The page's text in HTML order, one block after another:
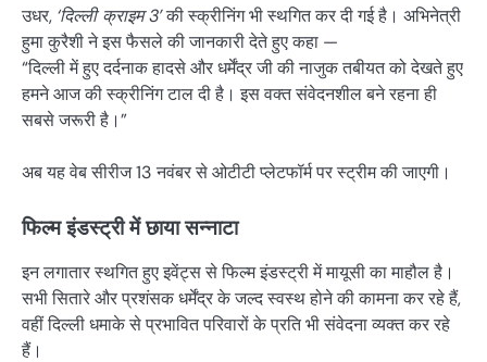
उधर, ‘दिल्ली क्राइम 3’की स्क्रीनिंग भी स्थगित कर दी गई है। अभिनेत्री
हुमा कुरैशी ने इस फैसले की जानकारी देते हुए कहा —
“दिल्ली में हुए दर्दनाक हादसे और धर्मेंद्र जी की नाजुक तबीयत को देखते हुए
हमने आज की स्क्रीनिंग टाल दी है। इस वक्त संवेदनशील बने रहना ही
सबसे जरूरी है।”
अब यह वेब सीरीज 13 नवंबर से ओटीटी प्लेटफॉर्म पर स्ट्रीम की जाएगी।
फिल्म इंडस्ट्री में छाया सन्नाटा
इन लगातार स्थगित हुए इवेंट्स से फिल्म इंडस्ट्री में मायूसी का माहौल है।
सभी सितारे और प्रशंसक धर्मेंद्र के जल्द स्वस्थ होने की कामना कर रहे हैं,
वहीं दिल्ली धमाके से प्रभावित परिवारों के प्रति भी संवेदना व्यक्त कर रहे
हैं।